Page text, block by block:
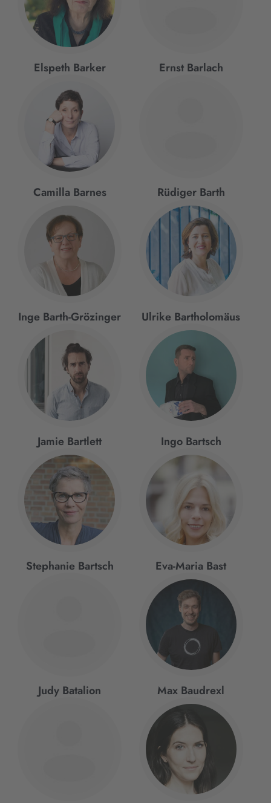
Elspeth Barker Ernst Barlach
Camilla Barnes Rüdiger Barth
Inge Barth-Grözinger Ulrike Bartholomäus
Jamie Bartlett Ingo Bartsch
Stephanie Bartsch Eva-Maria Bast
Judy Batalion Max Baudrexl